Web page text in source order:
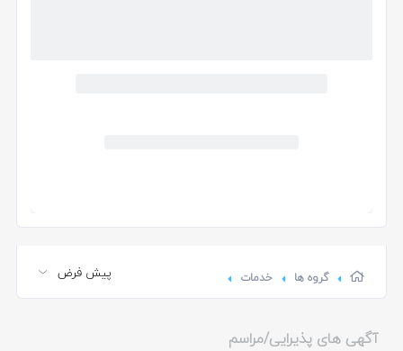
گروه ها خدمات
آگهی های پذیرایی/مراسم